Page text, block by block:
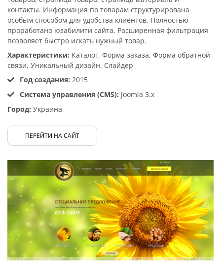
контакты. Информация по товарам структурирована
особым способом для удобства клиентов. Полностью
проработано юзабилити сайта. Расширенная фильтрация
позволяет быстро искать нужный товар.
Характеристики: Каталог, Форма заказа, Форма обратной
связи, Уникальный дизайн, Слайдер
Год создания: 2015
Система управления (CMS): Joomla 3.x
Город: Украина